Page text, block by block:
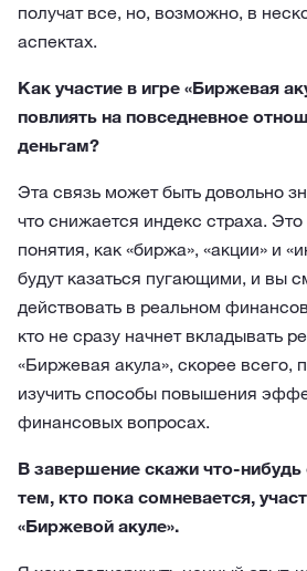
получат все, но, возможно, в
аспектах.
Как участие в игре «Биржевая
повлиять на повседневное
деньгам?
Эта связь может быть довольно
что снижается индекс страха. Это
понятия, как «биржа», «акции» и
будут казаться пугающими, и вы
действовать в реальном
кто не сразу начнет вкладывать
«Биржевая акула», скорее всего,
изучить способы повышения
финансовых вопросах.
В завершение скажи что-
тем, кто пока сомневается,
«Биржевой акуле».